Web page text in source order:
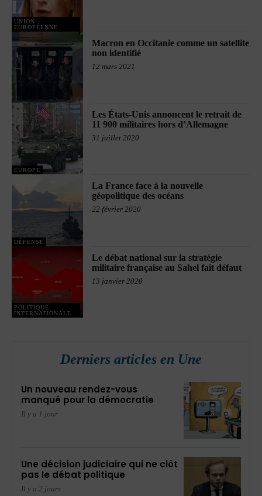
UNION
EUROPÉENNE
Macron en Occitanie comme un satellite
non identifié
12 mars 2021
EUROPE
Les États-Unis annoncent le retrait de
11 900 militaires hors d’Allemagne
31 juillet 2020
DÉFENSE
La France face à la nouvelle
géopolitique des océans
22 février 2020
POLITIQUE
INTERNATIONALE
Le débat national sur la stratégie
militaire française au Sahel fait défaut
13 janvier 2020
Derniers articles en Une
Un nouveau rendez-vous
manqué pour la démocratie
Il y a 1 jour
Une décision judiciaire qui ne clôt
pas le débat politique
Il y a 2 jours